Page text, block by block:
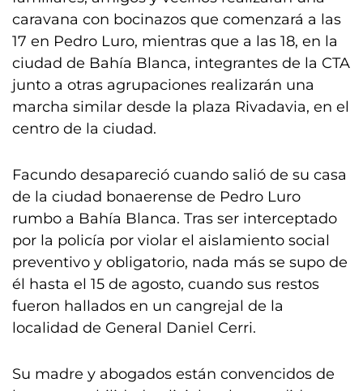
caravana con bocinazos que comenzará a las
17 en Pedro Luro, mientras que a las 18, en la
ciudad de Bahía Blanca, integrantes de la CTA
junto a otras agrupaciones realizarán una
marcha similar desde la plaza Rivadavia, en el
centro de la ciudad.
Facundo desapareció cuando salió de su casa
de la ciudad bonaerense de Pedro Luro
rumbo a Bahía Blanca. Tras ser interceptado
por la policía por violar el aislamiento social
preventivo y obligatorio, nada más se supo de
él hasta el 15 de agosto, cuando sus restos
fueron hallados en un cangrejal de la
localidad de General Daniel Cerri.
Su madre y abogados están convencidos de